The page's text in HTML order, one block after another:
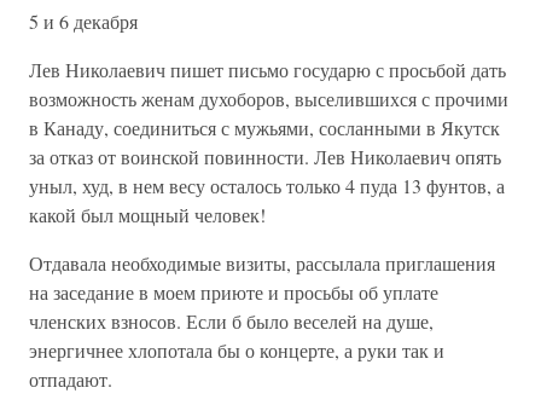
5 и 6 декабря
Лев Николаевич пишет письмо государю с просьбой дать
возможность женам духоборов, выселившихся с прочими
в Канаду, соединиться с мужьями, сосланными в Якутск
за отказ от воинской повинности. Лев Николаевич опять
уныл, худ, в нем весу осталось только 4 пуда 13 фунтов, а
какой был мощный человек!
Отдавала необходимые визиты, рассылала приглашения
на заседание в моем приюте и просьбы об уплате
членских взносов. Если б было веселей на душе,
энергичнее хлопотала бы о концерте, а руки так и
отпадают.